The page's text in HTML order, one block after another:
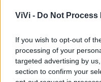
ViVi - Do Not
If you wish to opt-out of
processing of your
targeted advertising by
section to confirm your